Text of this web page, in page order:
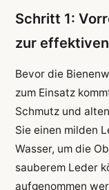
Schritt 1:
zur
Bevor die
zum Einsatz
Schmutz und
Sie einen milden
Wasser, um die
sauberem Leder
aufgenommen